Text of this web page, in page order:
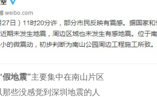
假地震”主要集中在南山片区
那些没感觉到深圳地震的人